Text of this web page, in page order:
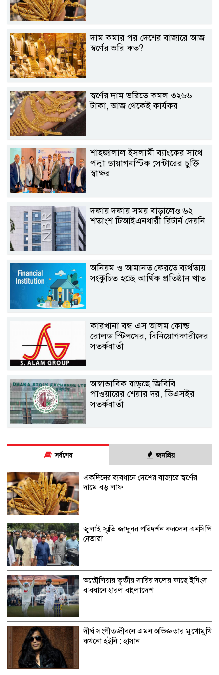
দাম কমার পর দেশের বাজারে আজ
স্বর্ণের ভরি কত?
স্বর্ণের দাম ভরিতে কমল ৩২৬৬
টাকা, আজ থেকেই কার্যকর
শাহ্জালাল ইসলামী ব্যাংকের সাথে
পদ্মা ডায়াগনস্টিক সেন্টারের চুক্তি
স্বাক্ষর
দফায় দফায় সময় বাড়ালেও ৬২
শতাংশ টিআইএনধারী রিটার্ন দেয়নি
অনিয়ম ও আমানত ফেরতে ব্যর্থতায়
সংকুচিত হচ্ছে আর্থিক প্রতিষ্ঠান খাত
কারখানা বন্ধ এস আলম কোল্ড
রোলড স্টিলসের, বিনিয়োগকারীদের
সতর্কবার্তা
অস্বাভাবিক বাড়ছে জিবিবি
পাওয়ারের শেয়ার দর, ডিএসইর
সতর্কবার্তা
সর্বশেষ জনপ্রিয়
একদিনের ব্যবধানে দেশের বাজারে স্বর্ণের
দামে বড় লাফ
জুলাই স্মৃতি জাদুঘর পরিদর্শন করলেন এনসিপি
নেতারা
অস্ট্রেলিয়ার তৃতীয় সারির দলের কাছে ইনিংস
ব্যবধানে হারল বাংলাদেশ
দীর্ঘ সংগীতজীবনে এমন অভিজ্ঞতার মুখোমুখি
কখনো হইনি : হাসান